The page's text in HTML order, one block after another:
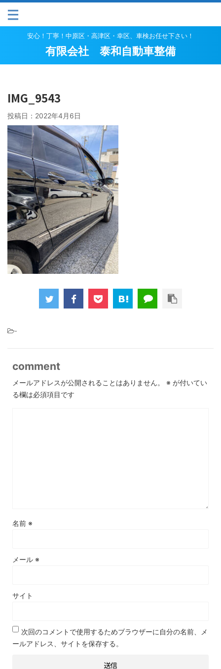
安心！丁寧！中原区・高津区・幸区、車検お任せ下さい！
有限会社 泰和自動車整備
IMG_9543
投稿日： 2022年4月6日
-
comment
メールアドレスが公開されることはありません。 ※ が付いてい
る欄は必須項目です
名前 ※
メール ※
サイト
次回のコメントで使用するためブラウザーに自分の名前、メ
ールアドレス、サイトを保存する。